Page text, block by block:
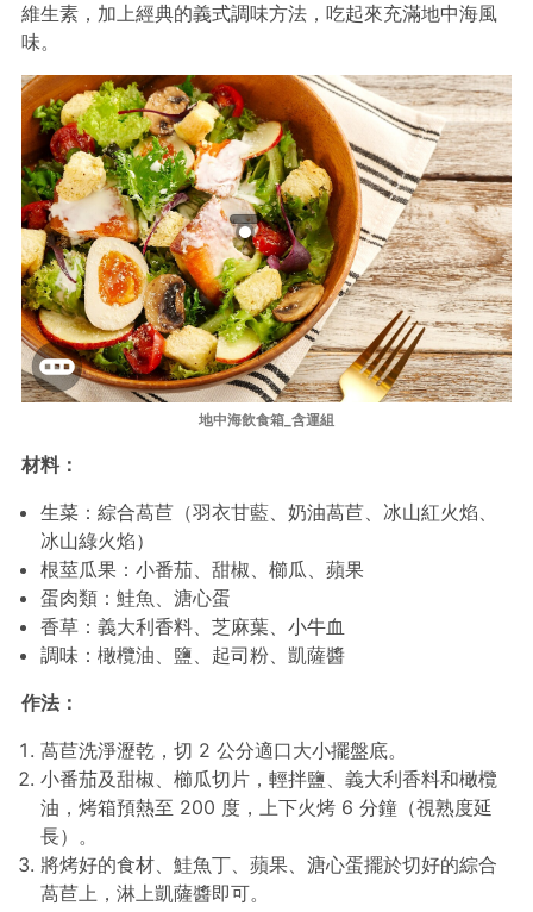
維生素，加上經典的義式調味方法，吃起來充滿地中海風
味。
地中海飲食箱_含運組
材料：
生菜：綜合萵苣（羽衣甘藍、奶油萵苣、冰山紅火焰、
冰山綠火焰）
根莖瓜果：小番茄、甜椒、櫛瓜、蘋果
蛋肉類：鮭魚、溏心蛋
香草：義大利香料、芝麻葉、小牛血
調味：橄欖油、鹽、起司粉、凱薩醬
作法：
萵苣洗淨瀝乾，切 2 公分適口大小擺盤底。
小番茄及甜椒、櫛瓜切片，輕拌鹽、義大利香料和橄欖
油，烤箱預熱至 200 度，上下火烤 6 分鐘（視熟度延
長）。
將烤好的食材、鮭魚丁、蘋果、溏心蛋擺於切好的綜合
萵苣上，淋上凱薩醬即可。